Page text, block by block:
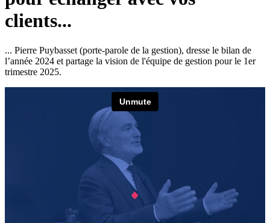
clients...
... Pierre Puybasset (porte-parole de la gestion), dresse le bilan de
l’année 2024 et partage la vision de l'équipe de gestion pour le 1er
trimestre 2025.